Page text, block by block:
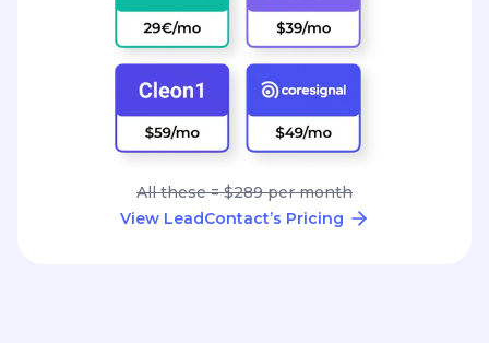
All these = $289 per month
View LeadContact’s Pricing